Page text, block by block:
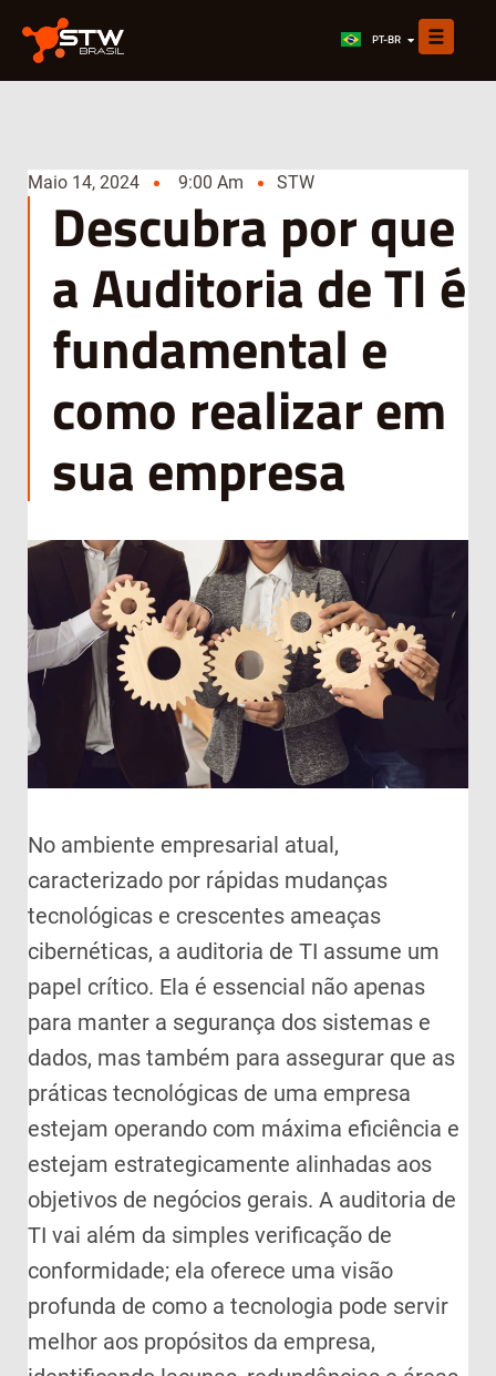
PT-BR
ES
Maio 14, 2024 9:00 Am STW
Descubra por que
a Auditoria de TI é
fundamental e
como realizar em
sua empresa
No ambiente empresarial atual,
caracterizado por rápidas mudanças
tecnológicas e crescentes ameaças
cibernéticas, a auditoria de TI assume um
papel crítico. Ela é essencial não apenas
para manter a segurança dos sistemas e
dados, mas também para assegurar que as
práticas tecnológicas de uma empresa
estejam operando com máxima eficiência e
estejam estrategicamente alinhadas aos
objetivos de negócios gerais. A auditoria de
TI vai além da simples verificação de
conformidade; ela oferece uma visão
profunda de como a tecnologia pode servir
melhor aos propósitos da empresa,